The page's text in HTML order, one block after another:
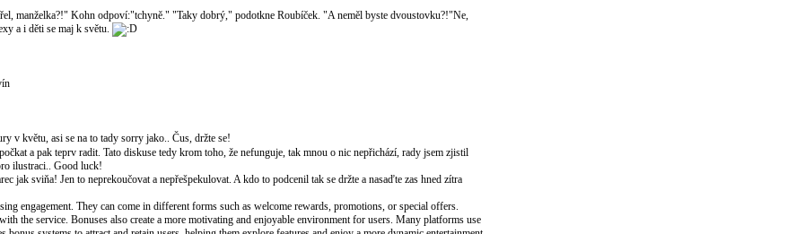
manželka?!" Kohn odpoví:"tchyně." "Taky dobrý," podotkne Roubíček. "A neměl byste dvoustovku?!"Ne,
a i děti se maj k světu.
v květu, asi se na to tady sorry jako.. Čus, držte se!
a pak teprv radit. Tato diskuse tedy krom toho, že nefunguje, tak mnou o nic nepřichází, rady jsem zjistil
ilustraci.. Good luck!
jak sviňa! Jen to neprekoučovat a nepřešpekulovat. A kdo to podcenil tak se držte a nasaďte zas hned zítra
engagement. They can come in different forms such as welcome rewards, promotions, or special offers.
the service. Bonuses also create a more motivating and enjoyable environment for users. Many platforms use